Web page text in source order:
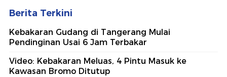
Berita Terkini
Kebakaran Gudang di Tangerang Mulai
Pendinginan Usai 6 Jam Terbakar
Video: Kebakaran Meluas, 4 Pintu Masuk ke
Kawasan Bromo Ditutup